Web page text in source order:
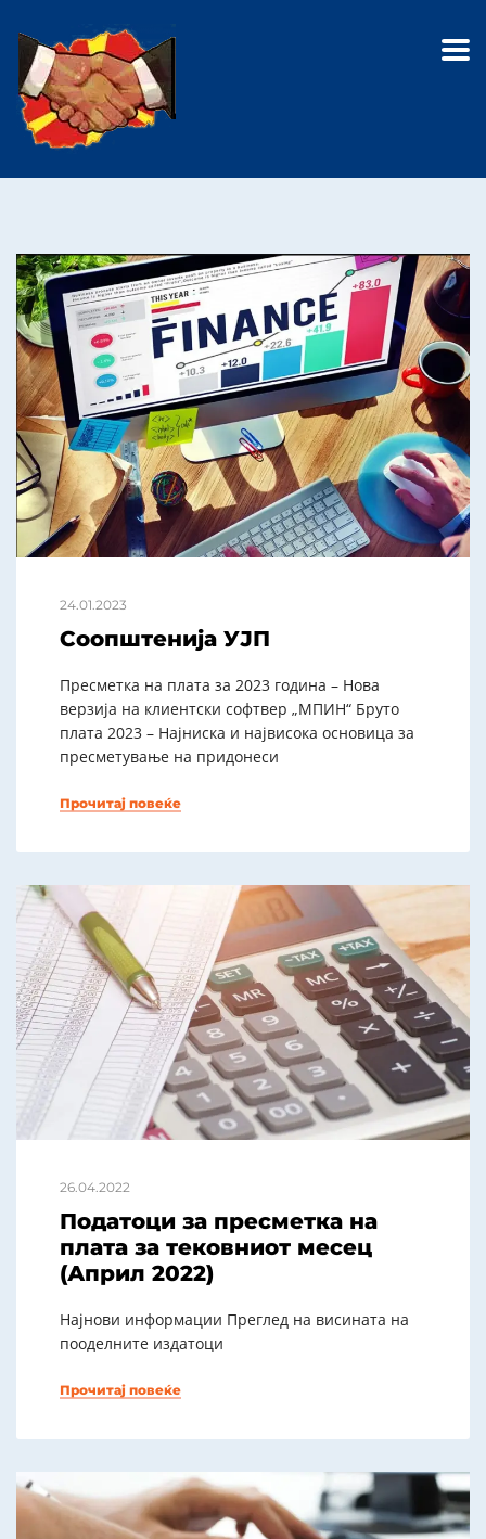
24.01.2023
Соопштенија УЈП
Пресметка на плата за 2023 година – Нова
верзија на клиентски софтвер „МПИН“ Бруто
плата 2023 – Најниска и највисока основица за
пресметување на придонеси
Прочитај повеќе
26.04.2022
Податоци за пресметка на
плата за тековниот месец
(Април 2022)
Најнови информации Преглед на висината на
пооделните издатоци
Прочитај повеќе